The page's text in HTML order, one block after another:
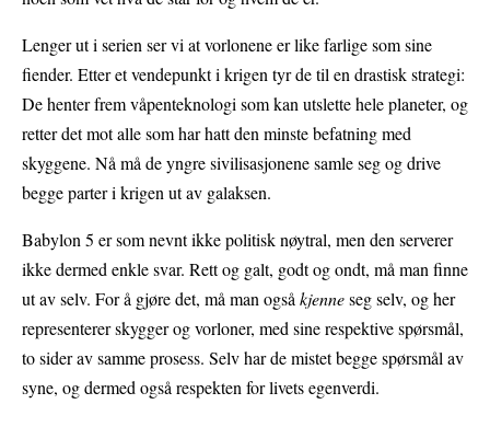
Lenger ut i serien ser vi at vorlonene er like farlige som sine
fiender. Etter et vendepunkt i krigen tyr de til en drastisk strategi:
De henter frem våpenteknologi som kan utslette hele planeter, og
retter det mot alle som har hatt den minste befatning med
skyggene. Nå må de yngre sivilisasjonene samle seg og drive
begge parter i krigen ut av galaksen.
Babylon 5 er som nevnt ikke politisk nøytral, men den serverer
ikke dermed enkle svar. Rett og galt, godt og ondt, må man finne
ut av selv. For å gjøre det, må man også kjenneseg selv, og her
representerer skygger og vorloner, med sine respektive spørsmål,
to sider av samme prosess. Selv har de mistet begge spørsmål av
syne, og dermed også respekten for livets egenverdi.